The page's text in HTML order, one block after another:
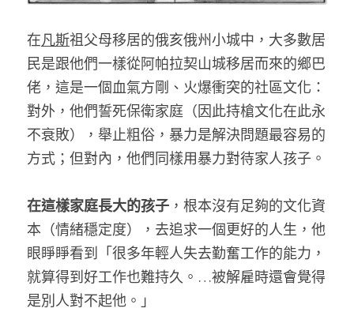
在凡斯祖父母移居的俄亥俄州小城中，大多數居
民是跟他們一樣從阿帕拉契山城移居而來的鄉巴
佬，這是一個血氣方剛、火爆衝突的社區文化：
對外，他們誓死保衛家庭（因此持槍文化在此永
不衰敗），舉止粗俗，暴力是解決問題最容易的
方式；但對內，他們同樣用暴力對待家人孩子。
在這樣家庭長大的孩子 ，根本沒有足夠的文化資
本（情緒穩定度），去追求一個更好的人生，他
眼睜睜看到「很多年輕人失去勤奮工作的能力，
就算得到好工作也難持久。…被解雇時還會覺得
是別人對不起他。」